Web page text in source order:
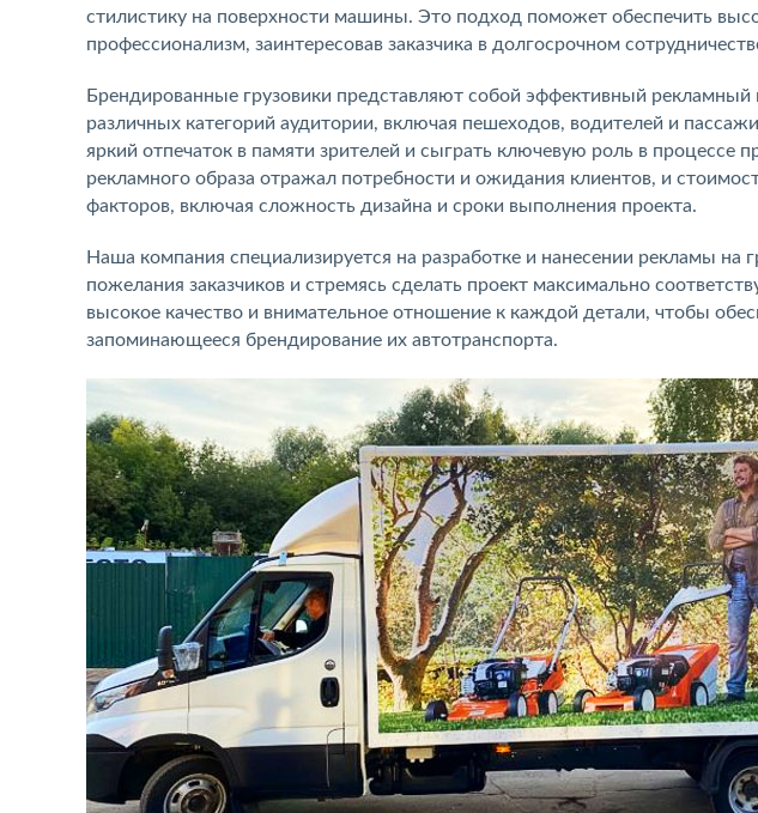
стилистику на поверхности машины. Это подход поможет обеспечить
профессионализм, заинтересовав заказчика в долгосрочном
Брендированные грузовики представляют собой эффективный
различных категорий аудитории, включая пешеходов, водителей и
яркий отпечаток в памяти зрителей и сыграть ключевую роль в процессе
рекламного образа отражал потребности и ожидания клиентов, и
факторов, включая сложность дизайна и сроки выполнения проекта.
Наша компания специализируется на разработке и нанесении рекламы на
пожелания заказчиков и стремясь сделать проект максимально
высокое качество и внимательное отношение к каждой детали, чтобы
запоминающееся брендирование их автотранспорта.